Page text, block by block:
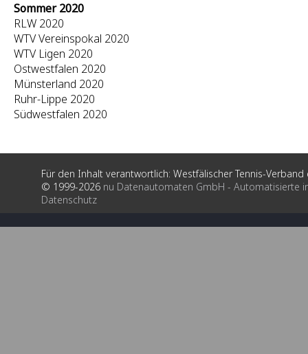
Sommer 2020
RLW 2020
WTV Vereinspokal 2020
WTV Ligen 2020
Ostwestfalen 2020
Münsterland 2020
Ruhr-Lippe 2020
Südwestfalen 2020
Für den Inhalt verantwortlich: Westfälischer Tennis-Verband
© 1999-2026 nu Datenautomaten GmbH - Automatisierte
Datenschutz